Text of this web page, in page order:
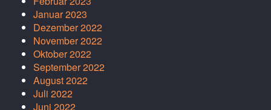
Januar 2023
Dezember 2022
November 2022
Oktober 2022
September 2022
August 2022
Juli 2022
Juni 2022